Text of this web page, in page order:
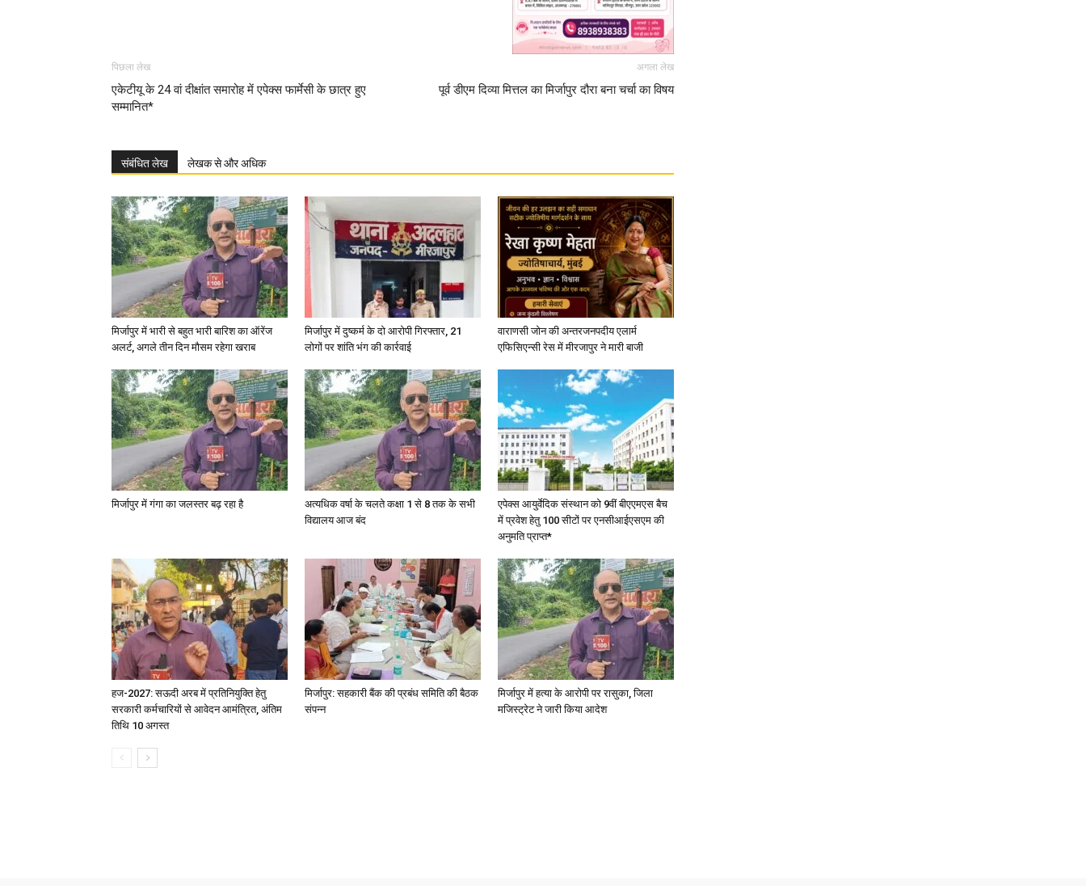
पिछला लेख
एकेटीयू के 24 वां दीक्षांत समारोह में एपेक्स फार्मेसी के छात्र हुए
सम्मानित*
अगला लेख
पूर्व डीएम दिव्या मित्तल का मिर्जापुर दौरा बना चर्चा का विषय
संबंधित लेख लेखक से और अधिक
मिर्जापुर में भारी से बहुत भारी बारिश का ऑरेंज
अलर्ट, अगले तीन दिन मौसम रहेगा खराब
मिर्जापुर में दुष्कर्म के दो आरोपी गिरफ्तार, 21
लोगों पर शांति भंग की कार्रवाई
वाराणसी जोन की अन्तरजनपदीय एलार्म
एफिसिएन्सी रेस में मीरजापुर ने मारी बाजी
मिर्जापुर में गंगा का जलस्तर बढ़ रहा है
अत्यधिक वर्षा के चलते कक्षा 1 से 8 तक के सभी
विद्यालय आज बंद
एपेक्स आयुर्वेदिक संस्थान को 9वीं बीएएमएस बैच
में प्रवेश हेतु 100 सीटों पर एनसीआईएसएम की
अनुमति प्राप्त*
हज-2027: सऊदी अरब में प्रतिनियुक्ति हेतु
सरकारी कर्मचारियों से आवेदन आमंत्रित, अंतिम
तिथि 10 अगस्त
मिर्जापुर: सहकारी बैंक की प्रबंध समिति की बैठक
संपन्न
मिर्जापुर में हत्या के आरोपी पर रासुका, जिला
मजिस्ट्रेट ने जारी किया आदेश